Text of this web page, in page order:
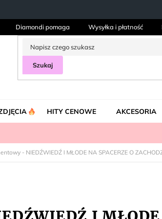
Diamondi pomaga Wysyłka i płatność
Szukaj
HITY CENOWE AKCESORIA
- NIEDŹWIEDŹ I MŁODE NA SPACERZE O